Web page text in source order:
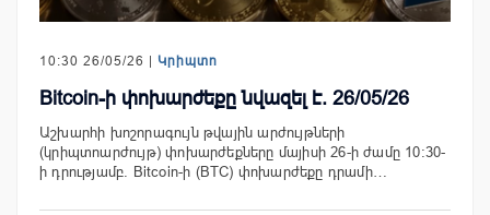
10:30 26/05/26 | Կրիպտո
Bitcoin-ի փոխարժեքը նվազել է. 26/05/26
Աշխարհի խոշորագույն թվային արժույթների
(կրիպտոարժույթ) փոխարժեքները մայիսի 26-ի ժամը 10:30-
ի դրությամբ. Bitcoin-ի (BTC) փոխարժեքը դրամի…